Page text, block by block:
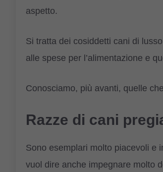
aspetto.
Si tratta dei cosiddetti cani di
alle spese per l’alimentazione e
Conosciamo, più avanti, quelle
Razze di cani
Sono esemplari molto piacevoli e
vuol dire anche impegnare molto